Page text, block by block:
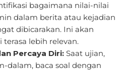
bagaimana nilai-nilai
dalam berita atau kejadian
dibicarakan. Ini akan
lebih relevan.
Percaya Diri: Saat ujian,
dalam, baca soal dengan